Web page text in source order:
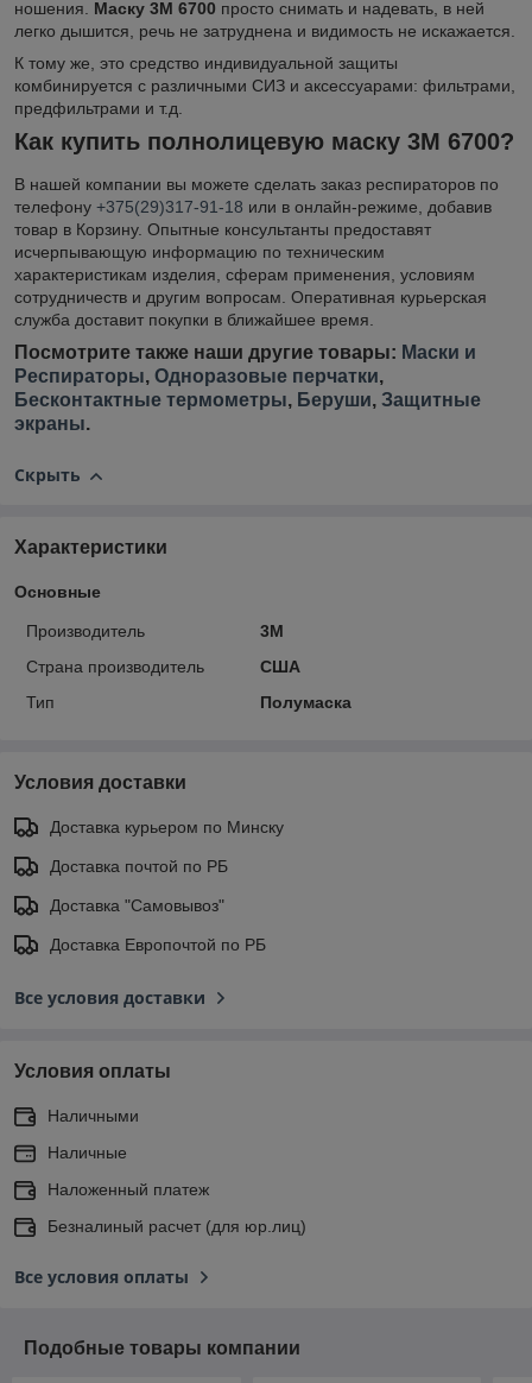
ношения. Маску 3М 6700 просто снимать и надевать, в ней
легко дышится, речь не затруднена и видимость не искажается.
К тому же, это средство индивидуальной защиты
комбинируется с различными СИЗ и аксессуарами: фильтрами,
предфильтрами и т.д.
Как купить полнолицевую маску 3М 6700?
В нашей компании вы можете сделать заказ респираторов по
телефону +375(29)317-91-18 или в онлайн-режиме, добавив
товар в Корзину. Опытные консультанты предоставят
исчерпывающую информацию по техническим
характеристикам изделия, сферам применения, условиям
сотрудничеств и другим вопросам. Оперативная курьерская
служба доставит покупки в ближайшее время.
Посмотрите также наши другие товары: Маски и
Респираторы, Одноразовые перчатки,
Бесконтактные термометры, Беруши, Защитные
экраны.
Скрыть
Характеристики
Основные
Производитель
3М
Страна производитель
США
Тип
Полумаска
Условия доставки
Доставка курьером по Минску
Доставка почтой по РБ
Доставка "Самовывоз"
Доставка Европочтой по РБ
Все условия доставки
Условия оплаты
Наличными
Наличные
Наложенный платеж
Безналиный расчет (для юр.лиц)
Все условия оплаты
Подобные товары компании